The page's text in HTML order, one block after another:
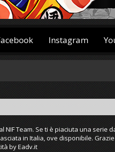
Instagram
Team. Se ti è piaciuta una serie
in Italia, ove disponibile.
by Eadv.it